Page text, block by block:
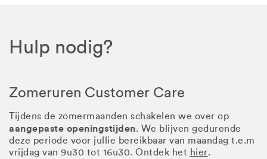
Hulp nodig?
Zomeruren Customer Care
Tijdens de zomermaanden schakelen we over op
aangepaste openingstijden. We blijven gedurende
deze periode voor jullie bereikbaar van maandag t.e.m
vrijdag van 9u30 tot 16u30. Ontdek het hier.